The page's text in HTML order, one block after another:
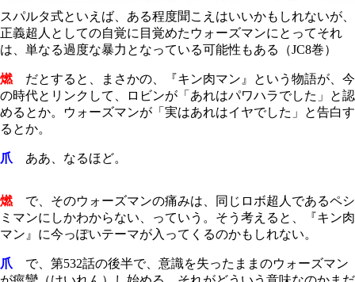
スパルタ式といえば、ある程度聞こえはいいかもしれないが、
正義超人としての自覚に目覚めたウォーズマンにとってそれ
は、単なる過度な暴力となっている可能性もある（JC8巻）
燃だとすると、まさかの、『キン肉マン』という物語が、今
の時代とリンクして、ロビンが「あれはパワハラでした」と認
めるとか。ウォーズマンが「実はあれはイヤでした」と告白す
るとか。
爪 ああ、なるほど。
燃で、そのウォーズマンの痛みは、同じロボ超人であるペシ
ミマンにしかわからない、っていう。そう考えると、『キン肉
マン』に今っぽいテーマが入ってくるのかもしれない。
爪 で、第532話の後半で、意識を失ったままのウォーズマン